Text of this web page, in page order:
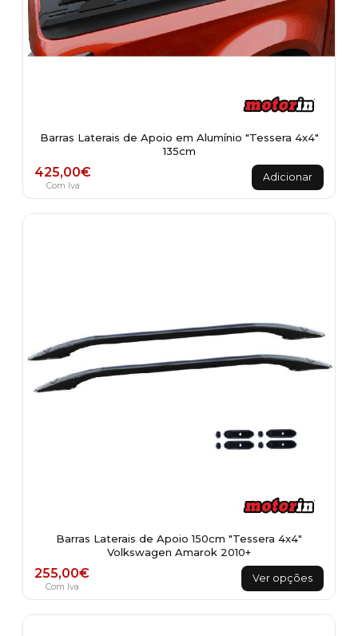
Barras Laterais de Apoio em Alumínio "Tessera 4x4"
135cm
425,00€
Com Iva
Adicionar
Barras Laterais de Apoio 150cm "Tessera 4x4"
Volkswagen Amarok 2010+
255,00€
Com Iva
Ver opções
This
product
has
multiple